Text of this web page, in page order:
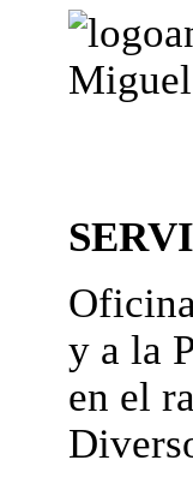
y a la
en el